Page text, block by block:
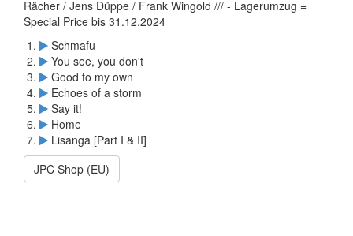
Rächer / Jens Düppe / Frank Wingold /// - Lagerumzug =
Special Price bis 31.12.2024
Schmafu
You see, you don't
Good to my own
Echoes of a storm
Say it!
Home
Lisanga [Part I & II]
JPC Shop (EU)